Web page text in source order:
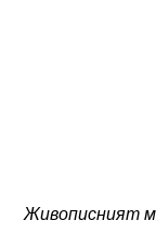
Живописният